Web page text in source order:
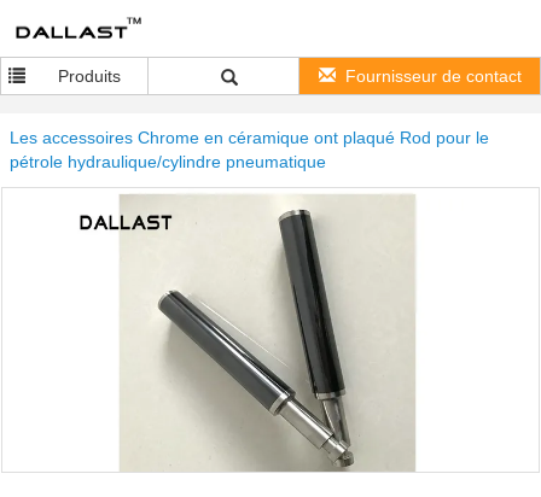
Produits Fournisseur de contact
Les accessoires Chrome en céramique ont plaqué Rod pour le
pétrole hydraulique/cylindre pneumatique